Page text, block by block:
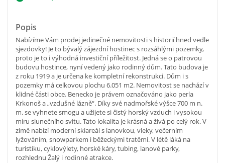
Popis
Nabízíme Vám prodej jedinečné nemovitosti s historií hned vedle
sjezdovky! Je to bývalý zájezdní hostinec s rozsáhlými pozemky,
proto je to i výhodná investiční příležitost. Jedná se o patrovou
budovu hostince, nyní vedený jako rodinný dům. Tato budova je
z roku 1919 a je určena ke kompletní rekonstrukci. Dům i s
pozemky má celkovou plochu 6.051 m2. Nemovitost se nachází v
klidné části obce. Benecko je právem označováno jako perla
Krkonoš a „vzdušné lázně“. Díky své nadmořské výšce 700 m n.
m. se vyhnete smogu a užijete si čistý horský vzduch i vysokou
míru slunečního svitu. Tato lokalita je krásná a živá po celý rok. V
zimě nabízí moderní skiareál s lanovkou, vleky, večerním
lyžováním, snowparkem i běžeckými tratěmi. V létě láká na
turistiku, cyklovýlety, horské káry, tubing, lanové parky,
rozhlednu Žalý i rodinné atrakce.